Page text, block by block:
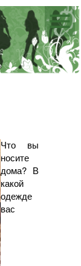
Что вы
носите
дома? В
какой
одежде
вас